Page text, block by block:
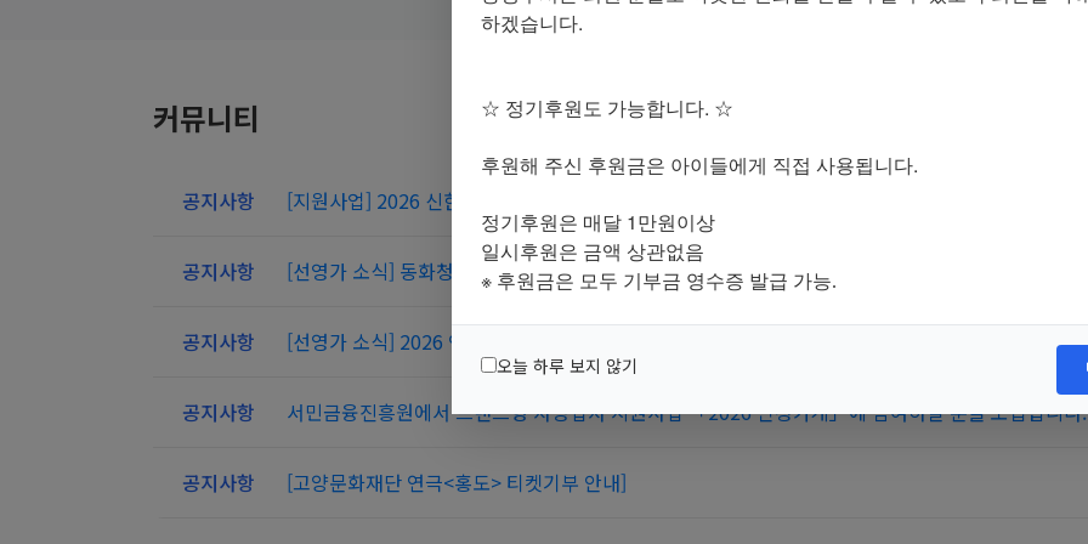
커뮤니티
공지사항 [지원사업] 2026 신한은행 소상공인 지원사업 '땡겨요 상생가게' 3기 모집
공지사항 [선영가 소식] 동화청과, 학교급식용 저장감자 가치소비로 연결···감자 판매 수익금 '쾌척'
공지사항 [선영가 소식] 2026 인정가게 멘토단 모집 (20명)
공지사항 서민금융진흥원에서 브랜드형 자영업자 지원사업 「2026 인정가게」에 참여하실 분을 모집합니다.
공지사항 [고양문화재단 연극<홍도> 티켓기부 안내]
하겠습니다.
☆ 정기후원도 가능합니다. ☆
후원해 주신 후원금은 아이들에게 직접 사용됩니다.
정기후원은 매달 1만원이상
일시후원은 금액 상관없음
※ 후원금은 모두 기부금 영수증 발급 가능.
오늘 하루 보지 않기